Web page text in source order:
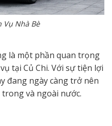
Vụ Nhà Bè
là một phần quan trọng
tại Củ Chi. Với sự tiện lợi
đang ngày càng trở nên
và ngoài nước.